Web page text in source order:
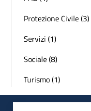
Protezione Civile (3)
Servizi (1)
Sociale (8)
Turismo (1)